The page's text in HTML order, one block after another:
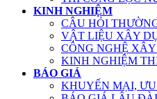
KINH NGHIỆM
CÂU HỎI
VẬT LIỆU XÂY
CÔNG NGHỆ
KINH NGHIỆM
BÁO GIÁ
KHUYẾN MẠI,